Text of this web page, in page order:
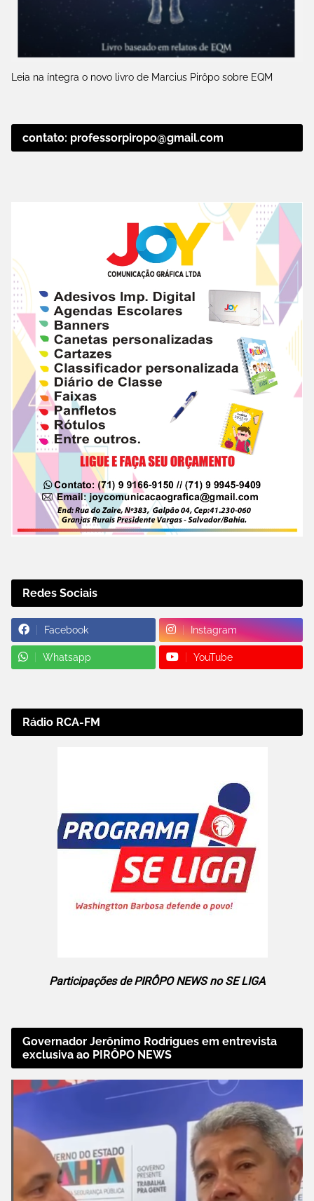
Leia na íntegra o novo livro de Marcius Pirôpo sobre EQM
contato: professorpiropo@gmail.com
Redes Sociais
Facebook Instagram
Whatsapp YouTube
Rádio RCA-FM
Participações de PIRÔPO NEWS no SE LIGA
Governador Jerônimo Rodrigues em entrevista
exclusiva ao PIRÔPO NEWS